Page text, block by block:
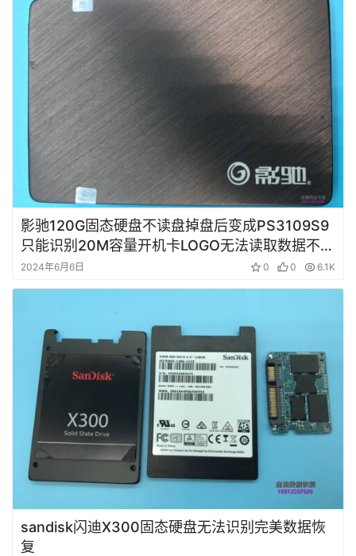
影驰120G固态硬盘不读盘掉盘后变成PS3109S9
只能识别20M容量开机卡LOGO无法读取数据不读
盘
2024年6月6日 0 0 6.1K
sandisk闪迪X300固态硬盘无法识别完美数据恢
复